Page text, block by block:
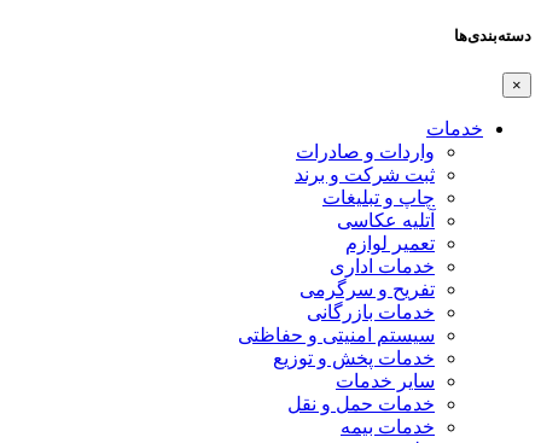
دسته‌بندی‌ها
×
خدمات
واردات و صادرات
ثبت شرکت و برند
چاپ و تبلیغات
آتلیه عکاسی
تعمیر لوازم
خدمات اداری
تفریح و سرگرمی
خدمات بازرگانی
سیستم امنیتی و حفاظتی
خدمات پخش و توزیع
سایر خدمات
خدمات حمل و نقل
خدمات بیمه